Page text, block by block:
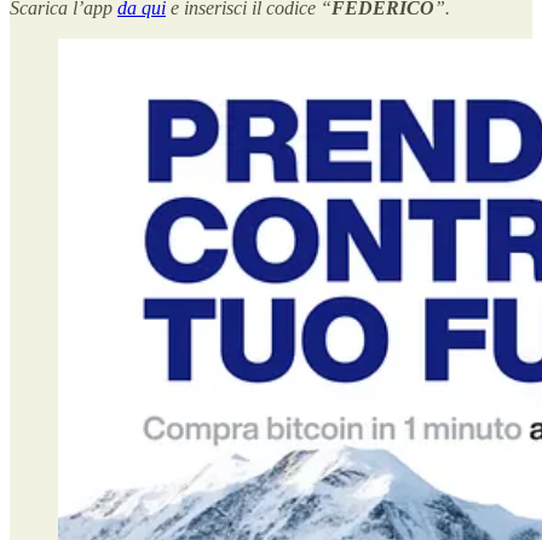
Scarica l’app da qui e inserisci il codice “FEDERICO”.